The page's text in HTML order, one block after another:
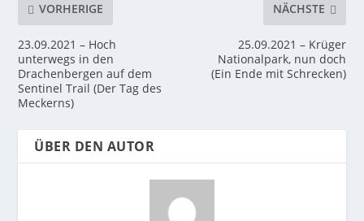
VORHERIGE
23.09.2021 – Hoch
unterwegs in den
Drachenbergen auf dem
Sentinel Trail (Der Tag des
Meckerns)
NÄCHSTE
25.09.2021 – Krüger
Nationalpark, nun doch
(Ein Ende mit Schrecken)
ÜBER DEN AUTOR